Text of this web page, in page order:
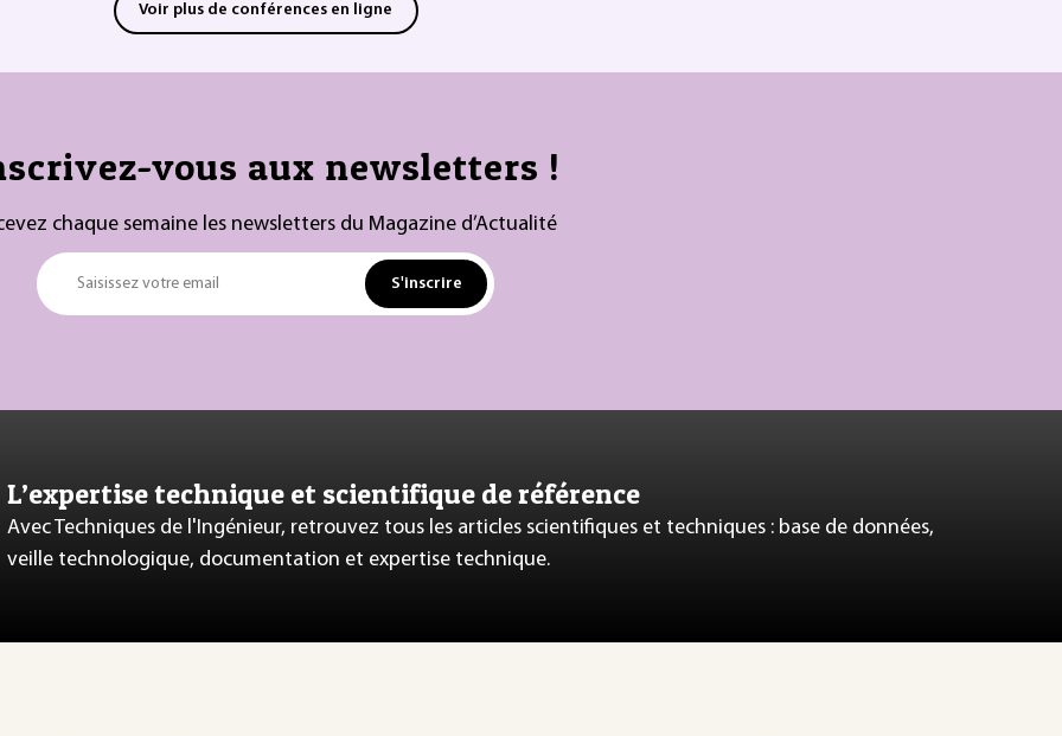
Voir plus de conférences en ligne
vous aux newsletters !
chaque semaine les newsletters du Magazine d’Actualité
Saisissez votre email S'inscrire
L’expertise technique et scientifique de référence
Avec Techniques de l'Ingénieur, retrouvez tous les articles scientifiques et techniques : base de données,
veille technologique, documentation et expertise technique.